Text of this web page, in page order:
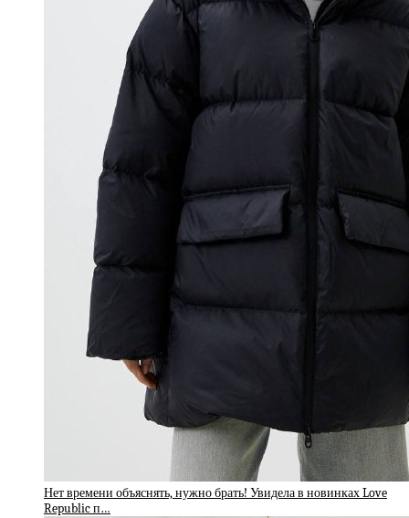
Нет времени объяснять, нужно брать! Увидела в новинках Love
Republic п…